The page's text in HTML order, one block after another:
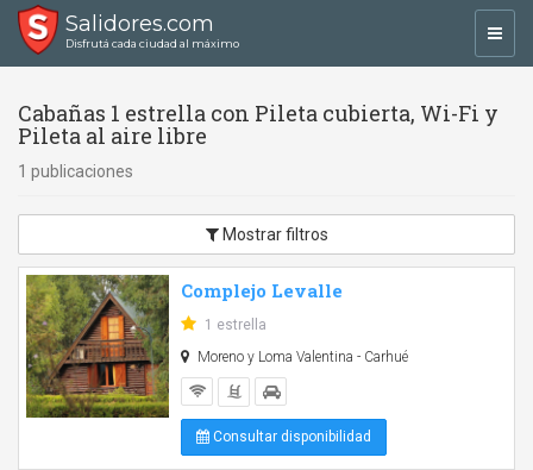
Salidores.com
Disfrutá cada ciudad al máximo
Cabañas 1 estrella con Pileta cubierta, Wi-Fi y
Pileta al aire libre
1 publicaciones
Mostrar filtros
Complejo Levalle
1 estrella
Moreno y Loma Valentina - Carhué
Consultar disponibilidad